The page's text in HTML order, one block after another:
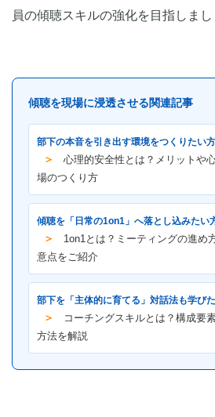
員の傾聴スキルの強化を目指しまし
傾聴を現場に浸透させる関連記事
部下の本音を引き出す環境をつくりたい
＞
心理的安全性とは？メリットや
場のつくり方
傾聴を「日常の1on1」へ落とし込みたい
＞
1on1とは？ミーティングの進め
意点をご紹介
部下を「主体的に育てる」対話法も学び
＞
コーチングスキルとは？構成要
方法を解説